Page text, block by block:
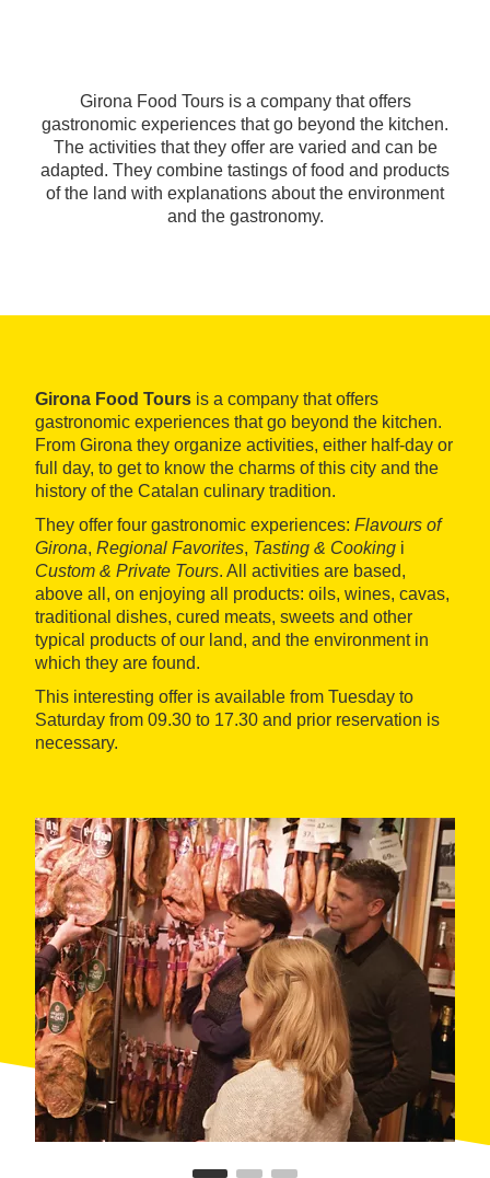
Girona Food Tours is a company that offers
gastronomic experiences that go beyond the kitchen.
The activities that they offer are varied and can be
adapted. They combine tastings of food and products
of the land with explanations about the environment
and the gastronomy.
Girona Food Tours is a company that offers
gastronomic experiences that go beyond the kitchen.
From Girona they organize activities, either half-day or
full day, to get to know the charms of this city and the
history of the Catalan culinary tradition.
They offer four gastronomic experiences: Flavours of
Girona, Regional Favorites, Tasting & Cooking i
Custom & Private Tours. All activities are based,
above all, on enjoying all products: oils, wines, cavas,
traditional dishes, cured meats, sweets and other
typical products of our land, and the environment in
which they are found.
This interesting offer is available from Tuesday to
Saturday from 09.30 to 17.30 and prior reservation is
necessary.